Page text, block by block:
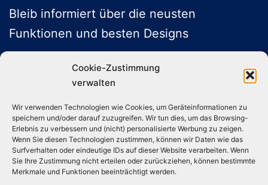
Cookie-Zustimmung
verwalten
Wir verwenden Technologien wie Cookies, um Geräteinformationen zu
speichern und/oder darauf zuzugreifen. Wir tun dies, um das Browsing-
Erlebnis zu verbessern und (nicht) personalisierte Werbung zu zeigen.
Wenn Sie diesen Technologien zustimmen, können wir Daten wie das
Surfverhalten oder eindeutige IDs auf dieser Website verarbeiten. Wenn
Sie Ihre Zustimmung nicht erteilen oder zurückziehen, können bestimmte
Merkmale und Funktionen beeinträchtigt werden.
Bleib informiert über die neusten
Funktionen und besten Designs
ABONNIEREN
Folge uns auf Social Media